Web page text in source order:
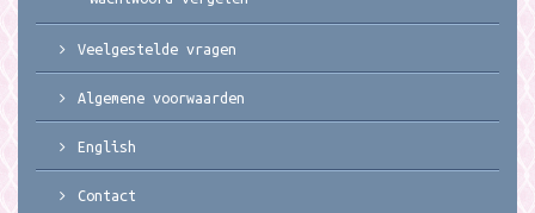
Veelgestelde vragen
Algemene voorwaarden
English
Contact